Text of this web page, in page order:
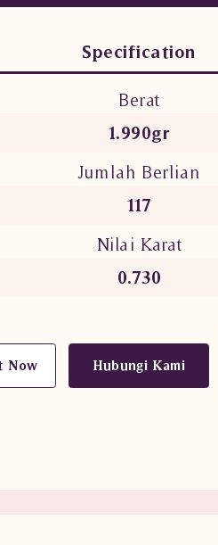
Specification
Berat
1.990gr
Jumlah Berlian
117
Nilai Karat
0.730
Now
Hubungi Kami